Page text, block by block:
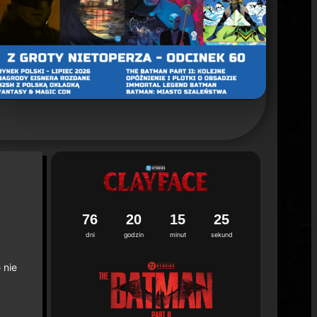
2. sezonu "Batman: Caped Crusader"
2026
nie
dni
76
godzin
20
minut
15
sekund
23
4